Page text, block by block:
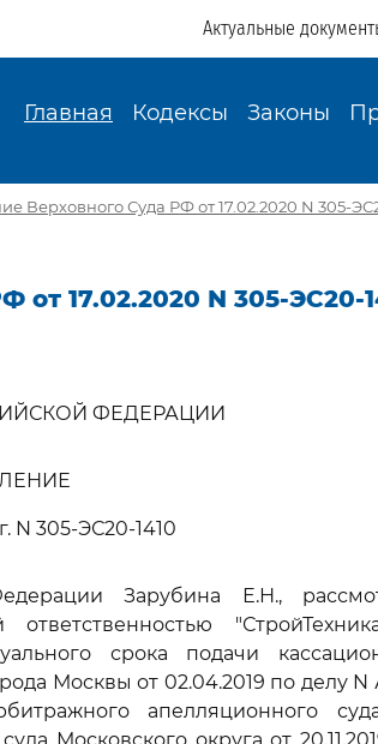
Актуальные
Главная Кодексы Законы
Верховного Суда РФ от 17.02.2020 N 305-
17.02.2020 N 305-ЭС20-
ФЕДЕРАЦИИ
N 305-ЭС20-1410
Зарубина Е.Н.,
срока подачи
Москвы от 02.04.2019 по делу N
апелляционного